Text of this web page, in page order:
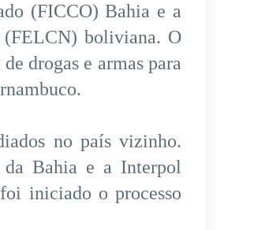
(FICCO) Bahia e a
boliviana. O
drogas e armas para
no país vizinho.
da Bahia e a Interpol
iniciado o processo